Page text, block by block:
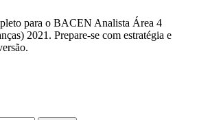
para o BACEN Analista Área 4
2021. Prepare-se com estratégia e